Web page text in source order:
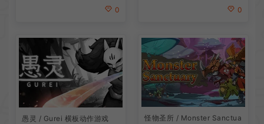
0 0
愚灵 / Gurei 横板动作游戏
怪物圣所 / Monster Sanctua